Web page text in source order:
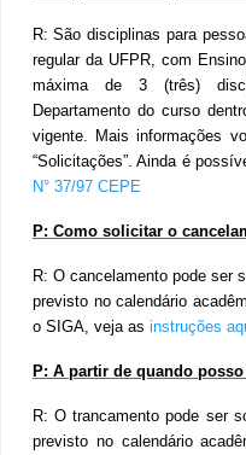
R: São disciplinas para
regular da UFPR, com
máxima de 3 (três)
Departamento do curso
vigente. Mais informações
“Solicitações”. Ainda é
N° 37/97 CEPE
P: Como solicitar o
R: O cancelamento pode ser
previsto no calendário
o SIGA, veja as instruções
P: A partir de quando
R: O trancamento pode ser
previsto no calendário